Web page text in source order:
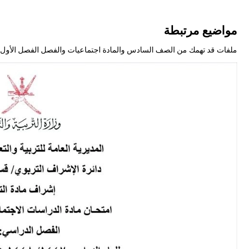
مواضيع مرتبطة
ملفات قد تهمك من الصف السادس والمادة اجتماعيات والفصل الفصل الأول